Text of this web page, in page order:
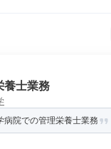
養士業務
病院での管理栄養士業務